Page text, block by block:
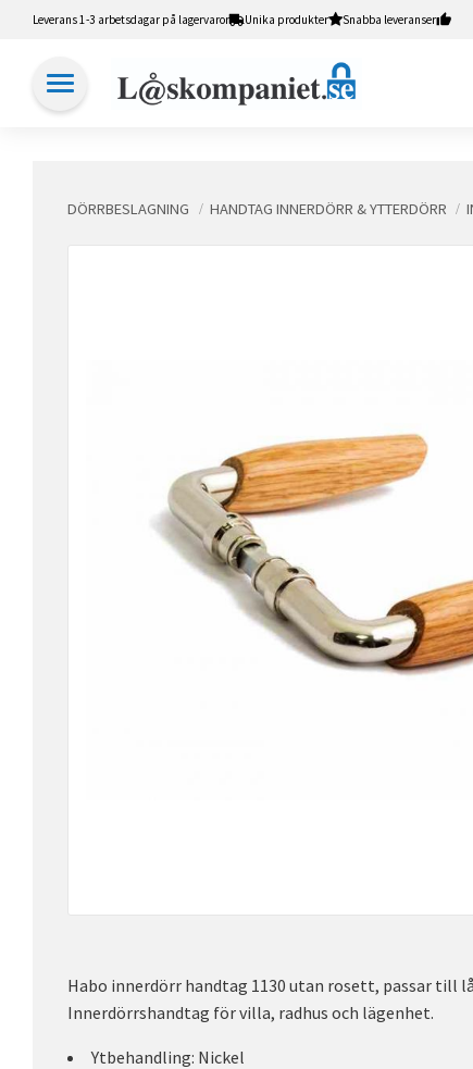
Leverans 1-3 arbetsdagar på lagervaror Unika produkter Snabba leveranser
DÖRRBESLAGNING HANDTAG INNERDÖRR & YTTERDÖRR
Habo innerdörr handtag 1130 utan rosett, passar till
Innerdörrshandtag för villa, radhus och lägenhet.
Ytbehandling: Nickel